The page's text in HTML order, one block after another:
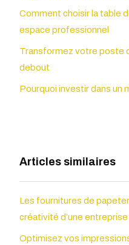
Comment choisir la table
espace professionnel
Transformez votre poste
debout
Pourquoi investir dans un
Articles similaires
Les fournitures de
créativité d’une entreprise
Optimisez vos